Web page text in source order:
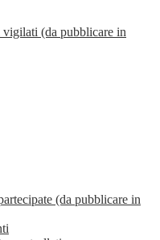
(da pubblicare in
(da pubblicare in